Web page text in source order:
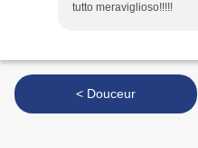
tutto meraviglioso!!!!!
< Douceur